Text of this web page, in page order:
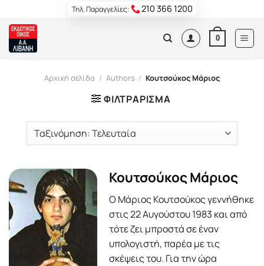
content
Τηλ. Παραγγελίες: 210 366 1200
0
Αρχική σελίδα / Authors / Κουτσούκος Μάριος
ΦΙΛΤΡΆΡΙΣΜΑ
Κουτσούκος Μάριος
Ο Μάριος Κουτσούκος γεννήθηκε
στις 22 Αυγούστου 1983 και από
τότε ζει μπροστά σε έναν
υπολογιστή, παρέα με τις
σκέψεις του. Για την ώρα